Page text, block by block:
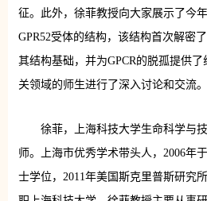
征。此外，徐菲教授向大家展示了今
GPR52受体的结构，该结构首次解密
其结构基础，并为GPCR的脱孤提供
关领域的师生进行了深入讨论和交流。
徐菲，上海科技大学生命科学与
师。上海市优秀学术带头人，2006年
士学位，2011年美国斯克里普斯研究